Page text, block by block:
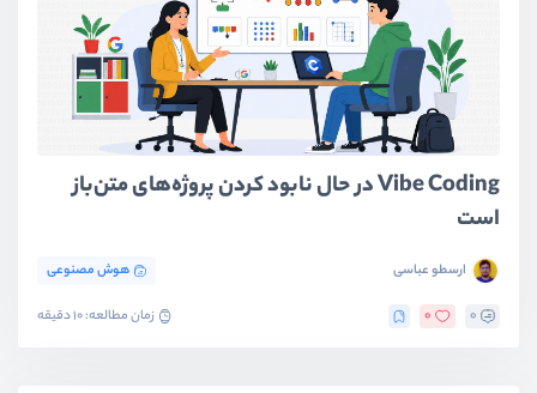
Vibe Coding در حال نابود کردن پروژه‌های متن‌باز
است
ارسطو عباسی هوش مصنوعی
0
0 زمان مطالعه: 10 دقیقه